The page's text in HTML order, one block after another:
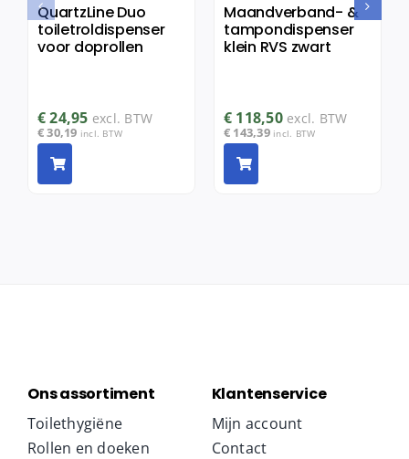
QuartzLine Duo
toiletroldispenser
voor doprollen
€24,95 excl. BTW
€30,19 incl. BTW
Maandverband- &
tampondispenser
klein RVS zwart
€ 118,50 excl. BTW
€ 143,39 incl. BTW
Ons assortiment
Toilethygiëne
Rollen en doeken
Klantenservice
Mijn account
Contact